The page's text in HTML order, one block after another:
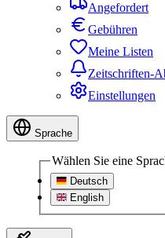
Angefordert
Gebühren
Meine Listen
Zeitschriften-
Einstellungen
Sprache
Wählen Sie eine
Deutsch
English